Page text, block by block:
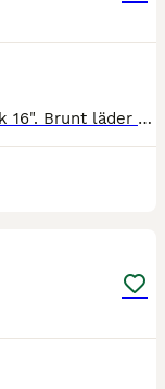
Vacker spansk akademisk sadel. Storlek 16". Brunt läder och mockasits. Sadel med flexibel bom som ligger bekvämt på hästens rygg. Tack vare den flexibla bommen passar den många olika ryggtyper. Tjocka